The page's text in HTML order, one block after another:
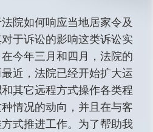
院如何响应当地居家令及
于诉讼的影响这类诉讼实
今年三月和四月，法院的
近，法院已经开始扩大运
其它远程方式操作各类程
情况的动向，并且在与客
式推进工作。为了帮助我